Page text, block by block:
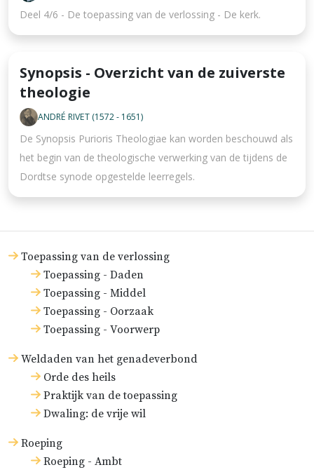
Toepassing van de verlossing
Toepassing - Daden
Toepassing - Middel
Toepassing - Oorzaak
Toepassing - Voorwerp
Weldaden van het genadeverbond
Orde des heils
Praktijk van de toepassing
Dwaling: de vrije wil
Roeping
Roeping - Ambt
Deel 4/6 - De toepassing van de verlossing - De kerk.
Synopsis - Overzicht van de zuiverste
theologie
ANDRÉ RIVET (1572 - 1651)
De Synopsis Purioris Theologiae kan worden beschouwd als
het begin van de theologische verwerking van de tijdens de
Dordtse synode opgestelde leerregels.